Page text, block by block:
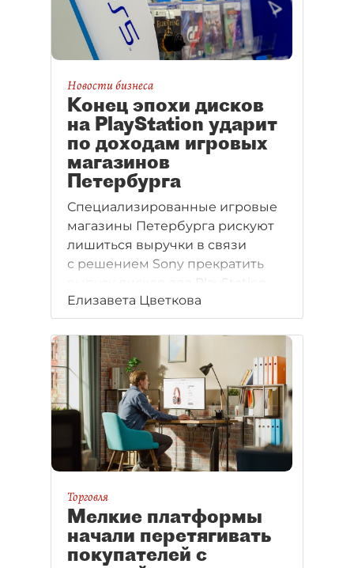
Новости бизнеса
Конец эпохи дисков
на PlayStation ударит
по доходам игровых
магазинов
Петербурга
Специализированные игровые
магазины Петербурга рискуют
лишиться выручки в связи
с решением Sony прекратить
выпуск дисков для PlayStation.
Елизавета Цветкова
Торговля
Мелкие платформы
начали перетягивать
покупателей с